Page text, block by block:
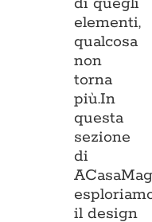
elementi,
qualcosa
non
torna
più.In
questa
sezione
di
il design